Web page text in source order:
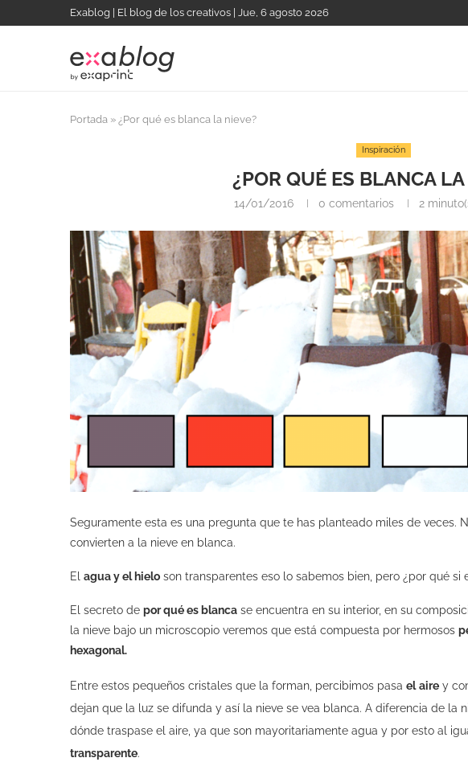
Exablog | El blog de los creativos | Jue, 6 agosto 2026
Portada » ¿Por qué es blanca la nieve?
Inspiración
¿POR QUÉ ES BLANCA
14/01/2016 0 comentarios 2
Seguramente esta es una pregunta que te has planteado miles de veces.
convierten a la nieve en blanca.
El agua y el hielo son transparentes eso lo sabemos bien, pero ¿por qué si
El secreto de por qué es blanca se encuentra en su interior, en su
la nieve bajo un microscopio veremos que está compuesta por hermosos
hexagonal.
Entre estos pequeños cristales que la forman, percibimos pasa el aire y
dejan que la luz se difunda y así la nieve se vea blanca. A diferencia de la
dónde traspase el aire, ya que son mayoritariamente agua y por esto al
transparente.